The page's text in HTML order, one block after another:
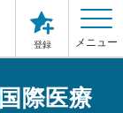
登録 メニュー
際医療